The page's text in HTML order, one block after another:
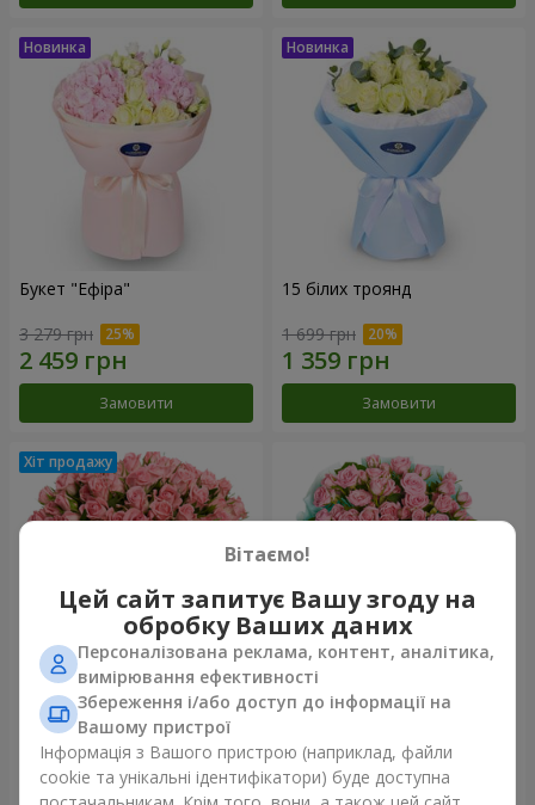
Букет "Ефіра"
3 279 грн
Замовити
15 білих троянд
1 699 грн
Замовити
Квіти в коробці "Рожевий
оазис"
2 824 грн
Композиція "Балада про
маму"
2 199 грн
Вітаємо!
Цей сайт запитує Вашу згоду на
обробку Ваших даних
Персоналізована реклама, контент, аналітика,
вимірювання ефективності
Збереження і/або доступ до інформації на
Вашому пристрої
Інформація з Вашого пристрою (наприклад, файли
cookie та унікальні ідентифікатори) буде доступна